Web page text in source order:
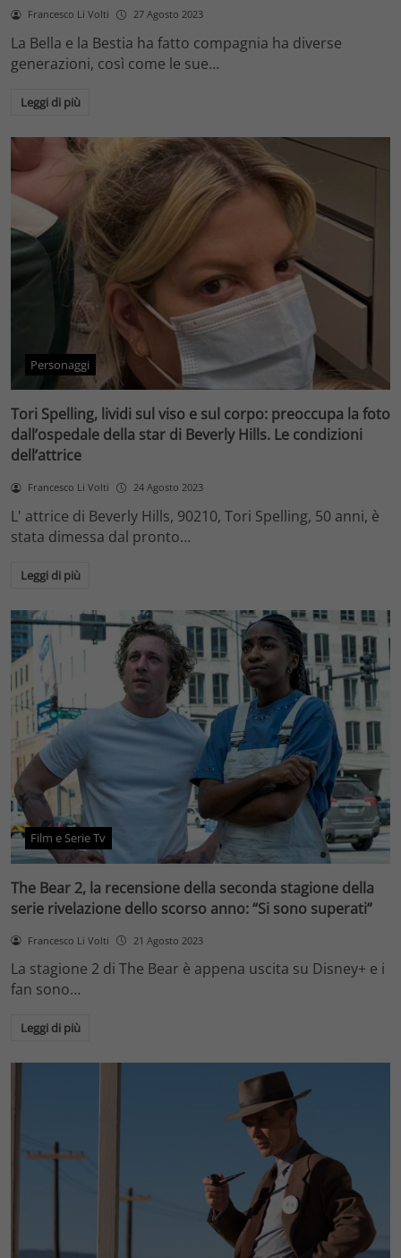
Francesco Li Volti 27 Agosto 2023
La Bella e la Bestia ha fatto compagnia ha diverse
generazioni, così come le sue…
Leggi di più
Personaggi
Tori Spelling, lividi sul viso e sul corpo: preoccupa la foto
dall’ospedale della star di Beverly Hills. Le condizioni
dell’attrice
Francesco Li Volti 24 Agosto 2023
L' attrice di Beverly Hills, 90210, Tori Spelling, 50 anni, è
stata dimessa dal pronto…
Leggi di più
Film e Serie Tv
The Bear 2, la recensione della seconda stagione della
serie rivelazione dello scorso anno: “Si sono superati”
Francesco Li Volti 21 Agosto 2023
La stagione 2 di The Bear è appena uscita su Disney+ e i
fan sono…
Leggi di più